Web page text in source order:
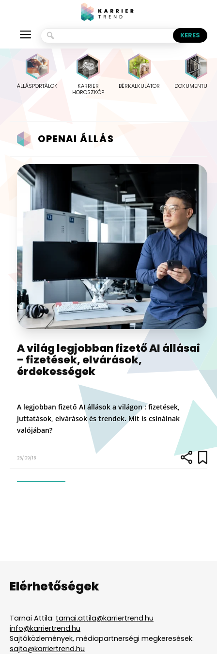
ÁLLÁSPORTÁLOK
KARRIER
HOROSZKÓP
BÉRKALKULÁTOR
OPENAI ÁLLÁS
A világ legjobban fizető AI állásai
– fizetések, elvárások,
érdekességek
A legjobban fizető AI állások a világon : fizetések,
juttatások, elvárások és trendek. Mit is csinálnak
valójában?
25/09/18
Elérhetőségek
Tarnai Attila: tarnai.attila@karriertrend.hu
info@karriertrend.hu
Sajtóközlemények, médiapartnerségi megkeresések:
sajto@karriertrend.hu